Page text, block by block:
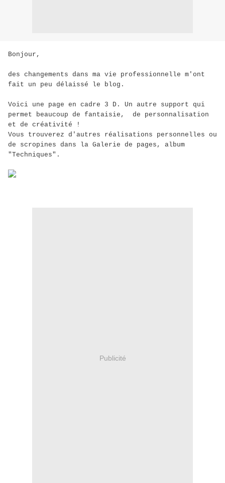
Bonjour,
des changements dans ma vie professionnelle m'ont
fait un peu délaissé le blog.
Voici une page en cadre 3 D. Un autre support qui
permet beaucoup de fantaisie, de personnalisation
et de créativité !
Vous trouverez d'autres réalisations personnelles ou
de scropines dans la Galerie de pages, album
"Techniques".
Publicité